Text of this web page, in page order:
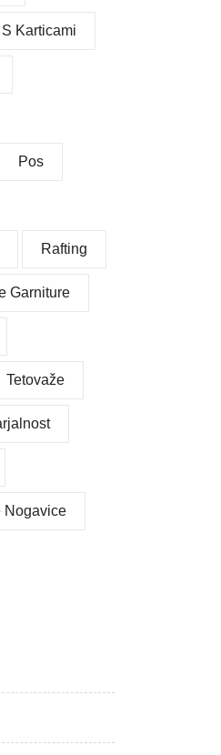
Karticami
Pos
Rafting
Garniture
Tetovaže
Nogavice